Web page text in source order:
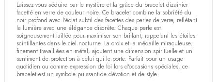
Laissez-vous séduire par le mystère et la grâce du bracelet dizainier
facetté en verre de couleur noire. Ce bracelet combine la sobriété du
noir profond avec l'éclat subtil des facettes des perles de verre, reflétant
la lumière avec une élégance discrète. Chaque perle est
soigneusement taillée pour maximiser son brillant, rappelant les étoiles
scintillantes dans le ciel nocturne. La croix et la médaille miraculeuse,
finement travaillées en métal, ajoutent une dimension spirituelle et un
sentiment de protection à celui qui le porte. Parfait pour un usage
quotidien ou comme expression de foi lors d'occasions spéciales, ce
bracelet est un symbole puissant de dévotion et de style.